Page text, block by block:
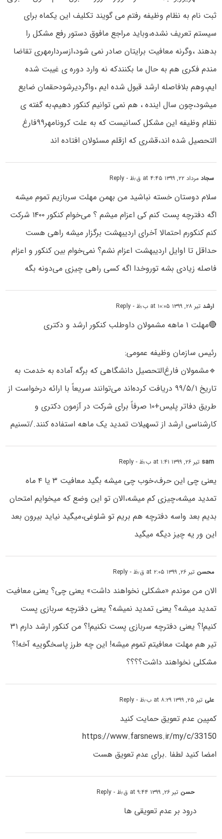
ثبت نام به نظام وظیفه رفتم می گویند تکلیف این یکماه برای
سیستم تعریف نشده،وباید مراجع مافوق دستور رفع مشکل را
بدهند ،وگرنه معافیت برایتان صادر نمی شود،ازسردارمهری تقاضا
مندم فکری هم به حال ما بکنندکه نه وارد دوره ی غیبت شده
ایم،وهم بلافاصله ارشد قبول شده ایم ،واگردیرشودحقمان ضایع
میشود،چون سال اینده ، هم نمی توانیم کنکور دهیم،به گفته ی
نظام وظیفه این مشکل کسانیست که به علت کرونامهر۹۹فارغ
التحصیل شده اند،قشری که ازقلم مسئولان افتاده اند
سجادمرداد ۲۲, ۱۳۹۹ at ۴:۴۵ ق٫ظ - Reply
سلام دوستان خسته نباشید من بهمن مهلت سربازیم تموم میشه
اگه دفترچه پست کنم کی اعزام میشم ؟ می‌خوام کنکور ۱۴۰۰ شرکت
کنم کنکورم احتمالا آخرای اردیبهشت برگزار میشه راهی هست
حداقل تا اوایل اردیبهشت اعزام نشم؟ نمی‌خوام بین کنکور و اعزام
فاصله زیادی بشه توروخدا اگه کسی راهی چیزی می‌دونه بگه
ارشدتیر ۲۸, ۱۳۹۹ at ۱۰:۰۵ ب٫ظ - Reply
🔴مهلت ۱ ماهه مشمولان داوطلب کنکور ارشد و دکتری
رئیس سازمان وظیفه عمومی:
🔹️مشمولان فارغ‌التحصیل دانشگاهی که برگه آماده به خدمت به
تاریخ ۹۹/۵/۱ دریافت کرده‌اند می‌توانند سریعاً با ارائه درخواست از
طریق دفاتر پلیس+۱۰ صرفاً برای شرکت در آزمون دکتری و
کارشناسی ارشد از تسهیلات تمدید یک ماهه استفاده کنند./تسنیم
sam تیر ۲۶, ۱۳۹۹ at ۱:۴۱ ب٫ظ - Reply
یعنی چی این حرف،خوب چی میشه بگید معافیت ۳ یا ۴ ماه
تمدید میشه،چیزی کم میشه،الان تو این وضع که میخوایم امتحان
بدیم بعد واسه دفترچه هم بریم تو شلوغی،میگید نیاید بیرون بعد
این ور یه چیز دیگه میگید
محسن تیر ۲۶, ۱۳۹۹ at ۲:۰۵ ق٫ظ - Reply
الان من موندم «مشکلی نخواهند داشت» یعنی چی؟ یعنی معافیت
تمدید میشه؟ یعنی تمدید نمیشه؟ یعنی دفترچه سربازی پست
کنیم!؟ یعنی دفترچه سربازی پست نکنیم!؟ من کنکور ارشد دارم ۳۱
تیر هم مهلت معافیتم تموم میشه! این چه طرز پاسخگوییه آخه!؟
مشکلی نخواهند داشت؟؟؟؟
علی تیر ۲۵, ۱۳۹۹ at ۸:۲۹ ب٫ظ - Reply
کمپین عدم تعویق حمایت کنید
https://www.farsnews.ir/my/c/33150
امضا کنید لطفا .برای عدم تعویق هست
حسن تیر ۲۶, ۱۳۹۹ at ۹:۴۴ ق٫ظ - Reply
درود بر عدم تعویقی ها